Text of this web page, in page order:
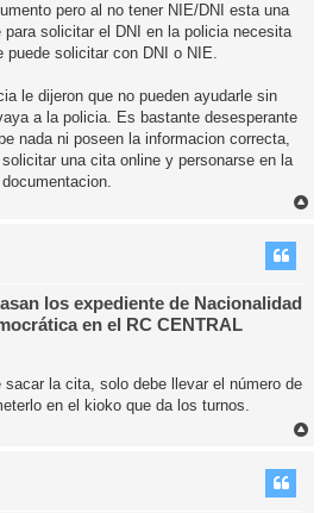
pero al no tener NIE/DNI esta una
solicitar el DNI en la policia necesita
puede solicitar con DNI o NIE.
le dijeron que no pueden ayudarle sin
a la policia. Es bastante desesperante
nada ni poseen la informacion correcta,
una cita online y personarse en la
los expediente de Nacionalidad
en el RC CENTRAL
sacar la cita, solo debe llevar el número de
en el kioko que da los turnos.